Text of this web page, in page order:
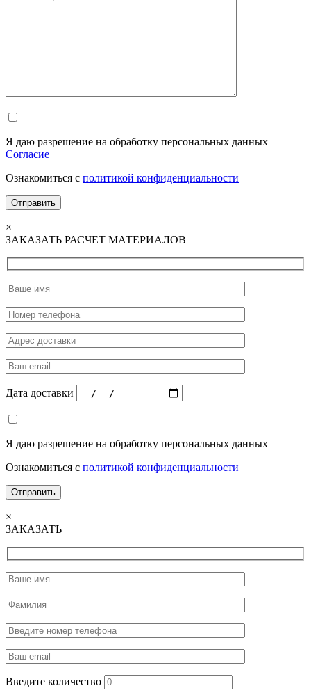
Я даю разрешение на обработку персональных данных
Согласие
Ознакомиться с политикой конфиденциальности
×
ЗАКАЗАТЬ РАСЧЕТ МАТЕРИАЛОВ
Дата доставки
Я даю разрешение на обработку персональных данных
Ознакомиться с политикой конфиденциальности
×
ЗАКАЗАТЬ
Введите количество